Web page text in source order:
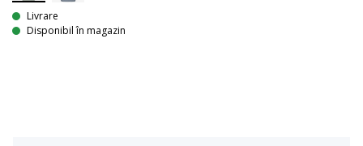
Livrare
Disponibil în magazin